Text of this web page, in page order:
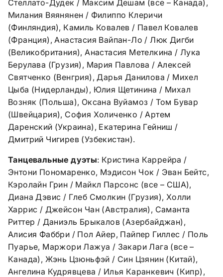
Стеллато-Дудек / Максим Дешам (все – Канада),
Милания Вяянянен / Филиппо Клеричи
(Финляндия), Камиль Ковалев / Павел Ковалев
(Франция), Анастасия Вайпан-Ло / Люк Дигби
(Великобритания), Анастасия Метелкина / Лука
Берулава (Грузия), Мария Павлова / Алексей
Святченко (Венгрия), Дарья Данилова / Михел
Цыба (Нидерланды), Юлия Щетинина / Михал
Возняк (Польша), Оксана Вуйамоз / Том Бувар
(Швейцария), София Холиченко / Артем
Даренский (Украина), Екатерина Гейниш /
Дмитрий Чигирев (Узбекистан).
Танцевальные дуэты: Кристина Каррейра /
Энтони Пономаренко, Мэдисон Чок / Эван Бейтс,
Кэролайн Грин / Майкл Парсонс (все – США),
Диана Дэвис / Глеб Смолкин (Грузия), Холли
Харрис / Джейсон Чан (Австралия), Саманта
Риттер / Даниэль Брыкалов (Азербайджан),
Алисия Фаббри / Пол Айер, Пайпер Гиллес / Поль
Пуарье, Маржори Лажуа / Закари Лага (все –
Канада), Жэнь Цзюньфэй / Син Цзянин (Китай),
Ангелина Кудрявцева / Илья Каранкевич (Кипр),